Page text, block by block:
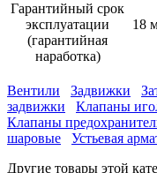
Гарантийный срок
эксплуатации
(гарантийная
наработка)
18
Вентили Задвижки
задвижки
Клапаны
Клапаны
шаровые
Устьевая
Другие товары этой